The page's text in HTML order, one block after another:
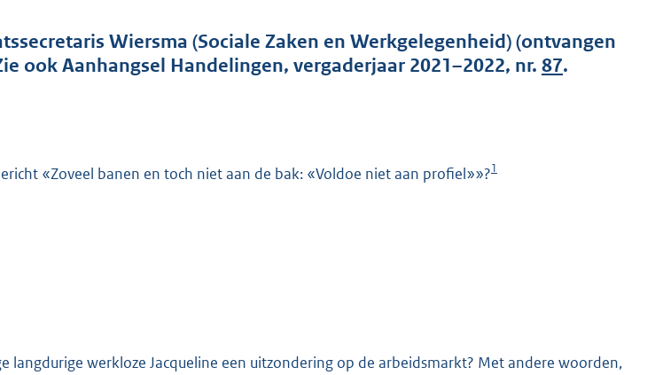
r
t
Wiersma (Sociale Zaken en Werkgelegenheid) (ontvangen
ook Aanhangsel Handelingen, vergaderjaar 2021–2022, nr. 87.
«Zoveel banen en toch niet aan de bak: «Voldoe niet aan profiel»»?1
langdurige werkloze Jacqueline een uitzondering op de arbeidsmarkt? Met andere woorden,